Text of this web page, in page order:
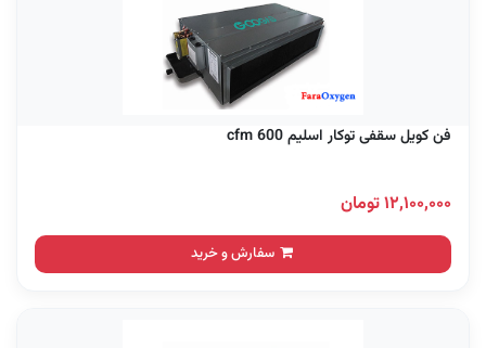
فن کویل سقفی توکار اسلیم 600 cfm
۱۲,۱۰۰,۰۰۰ تومان
سفارش و خرید